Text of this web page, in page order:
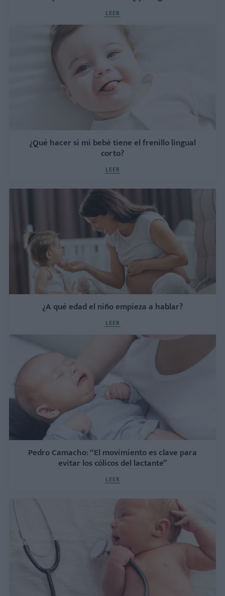
LEER
¿Qué hacer si mi bebé tiene el frenillo lingual
corto?
LEER
¿A qué edad el niño empieza a hablar?
LEER
Pedro Camacho: “El movimiento es clave para
evitar los cólicos del lactante”
LEER